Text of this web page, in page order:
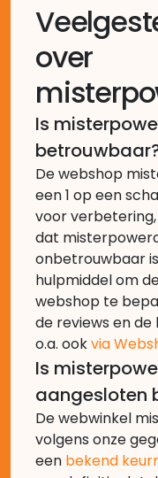
over
Is
De webshop
een 1 op een
voor
dat
onbetrouwbaar
hulpmiddel om
webshop te
de reviews en
o.a. ookvia
Is
aangesloten
De webwinkel
volgens onze
een bekend